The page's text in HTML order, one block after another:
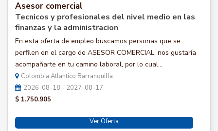
Asesor comercial
Tecnicos y profesionales del nivel medio en las
finanzas y la administracion
En esta oferta de empleo buscamos personas que se
perfilen en el cargo de ASESOR COMERCIAL, nos gustaría
acompañarte en tu camino laboral, por lo cual...
Colombia Atlantico Barranquilla
2026-08-18 - 2027-08-17
$ 1.750.905
Ver Oferta